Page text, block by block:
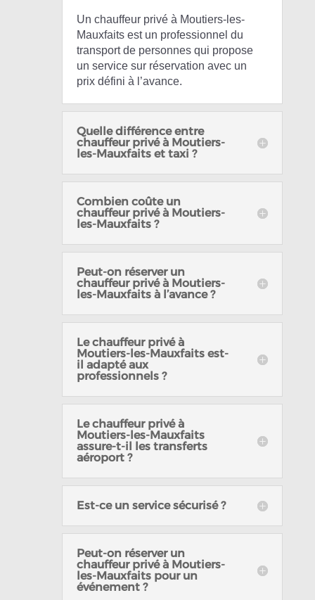
Un chauffeur privé à Moutiers-les-
Mauxfaits est un professionnel du
transport de personnes qui propose
un service sur réservation avec un
prix défini à l’avance.
Quelle différence entre
chauffeur privé à Moutiers-
les-Mauxfaits et taxi ?
Combien coûte un
chauffeur privé à Moutiers-
les-Mauxfaits ?
Peut-on réserver un
chauffeur privé à Moutiers-
les-Mauxfaits à l’avance ?
Le chauffeur privé à
Moutiers-les-Mauxfaits est-
il adapté aux
professionnels ?
Le chauffeur privé à
Moutiers-les-Mauxfaits
assure-t-il les transferts
aéroport ?
Est-ce un service sécurisé ?
Peut-on réserver un
chauffeur privé à Moutiers-
les-Mauxfaits pour un
événement ?